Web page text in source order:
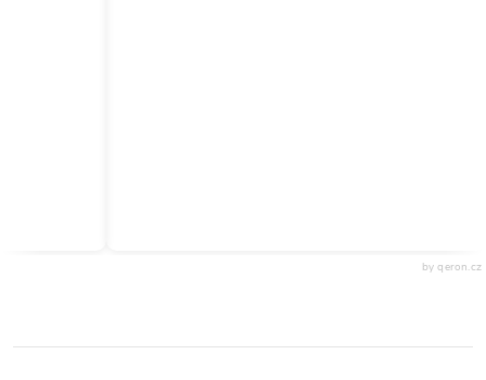
by qeron.cz